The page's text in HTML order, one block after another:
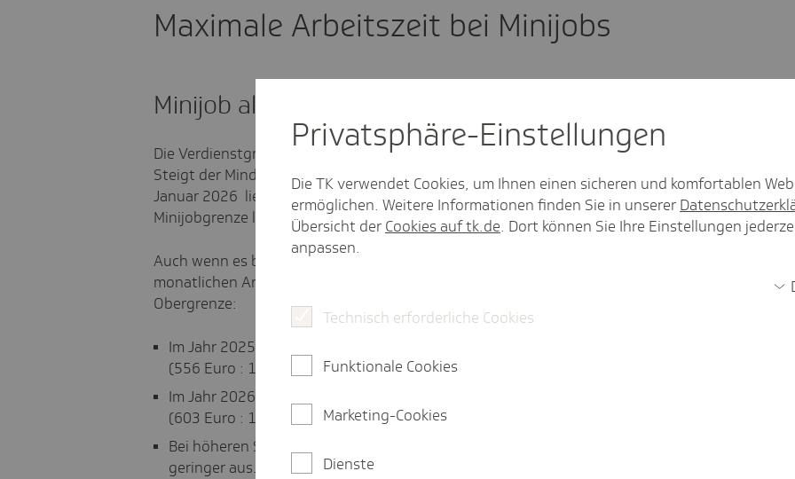
Maximale Arbeitszeit bei Minijobs
Minijob allgemein
Die Verdienstgrenze für Minijobs orientiert sich am gesetzlichen Mindestlohn.
Steigt der Mindestlohn, wird auch die Minijobgrenze angehoben. Ab dem 1.
Januar 2026 liegt der Mindestlohn bei
13,90 Euro(2025: 12,82 Euro). Die
Minijobgrenze liegt bei
603 Euro (2025: 556 Euro) pro Monat.
Auch wenn es bei Minijobs im Prinzip keine besondere Begrenzung der
monatlichen Arbeitszeit gibt, ergibt sich aus dem Mindestlohn doch eine
Obergrenze:
Im Jahr 2025 können Minijobber monatlich maximal 43,37 Stunden arbeiten
(556 Euro : 12,82 Euro).
Im Jahr 2026 können Minijobber monatlich maximal 43,38 Stunden arbeiten
(603 Euro : 13,90 Euro).
Bei höheren Stundenlöhnen fällt die monatliche Arbeitszeit entsprechend
geringer aus.
Privat­sphäre-Einstel­lungen
Die TK verwendet Cookies, um Ihnen einen sicheren und komfortablen
ermöglichen. Weitere Informationen finden Sie in unserer
Übersicht der Cookies auf tk.de. Dort können Sie Ihre Einstellungen
anpassen.
Technisch erforderliche Cookies
Funktionale Cookies
Marketing-Cookies
Dienste